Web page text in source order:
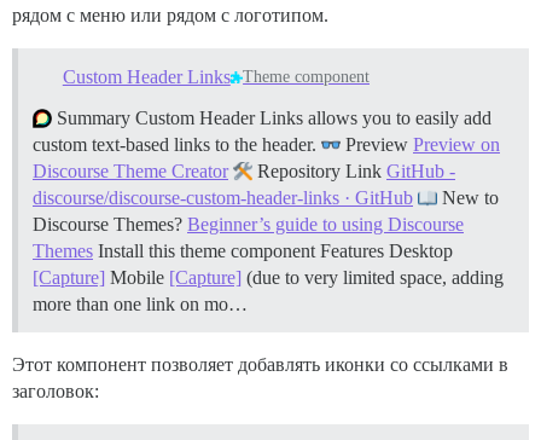
рядом с меню или рядом с логотипом.
Custom Header Links Theme component
Summary Custom Header Links allows you to easily add
custom text-based links to the header.
Preview Preview on
Discourse Theme Creator
Repository Link GitHub -
discourse/discourse-custom-header-links · GitHub
New to
Discourse Themes? Beginner’s guide to using Discourse
Themes Install this theme component Features Desktop
[Capture] Mobile [Capture] (due to very limited space, adding
more than one link on mo…
Этот компонент позволяет добавлять иконки со ссылками в
заголовок: